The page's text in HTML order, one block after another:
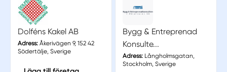
Dolféns Kakel AB
Adress:Åkerivägen 9, 152 42
Södertälje, Sverige
Bygg & Entreprenad
Konsulte...
Adress:Långholmsgatan,
Stockholm, Sverige